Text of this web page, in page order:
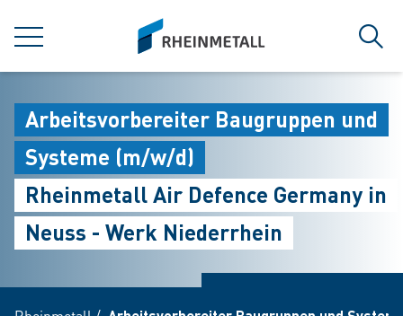
MENÜ
siteLogo
Arbeitsvorbereiter Baugruppen und
Systeme (m/w/d)
Rheinmetall Air Defence Germany in
Neuss - Werk Niederrhein